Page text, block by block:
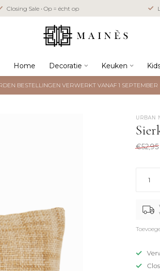
Closing Sale • Op = écht op
Home Decoratie Keuken
BESTELLINGEN VERWERKT VANAF 1 SEPTEMBER
URBAN
€52,95